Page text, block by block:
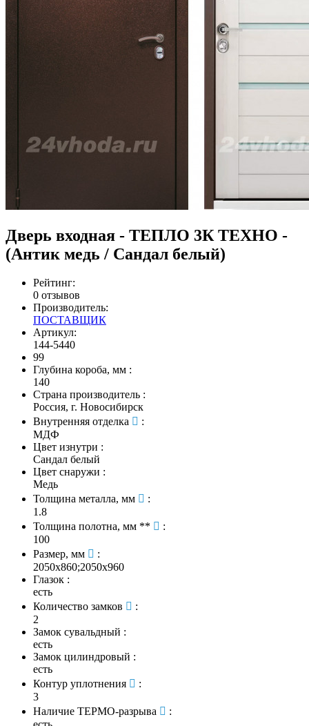
Дверь входная - ТЕПЛО 3К ТЕХНО -
(Антик медь / Сандал белый)
Рейтинг:
0 отзывов
Производитель:
ПОСТАВЩИК
Артикул:
144-5440
99
Глубина короба, мм :
140
Страна производитель :
Россия, г. Новосибирск
Внутренняя отделка
:
МДФ
Цвет изнутри :
Сандал белый
Цвет снаружи :
Медь
Толщина металла, мм
:
1.8
Толщина полотна, мм **
:
100
Размер, мм
:
2050х860;2050х960
Глазок :
есть
Количество замков
:
2
Замок сувальдный :
есть
Замок цилиндровый :
есть
Контур уплотнения
:
3
Наличие ТЕРМО-разрыва
: